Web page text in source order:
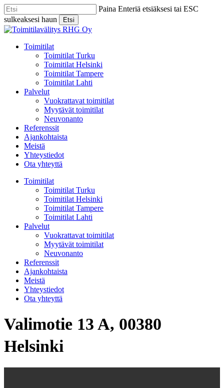
Skip
to
main
content
Paina Enteriä etsiäksesi tai ESC
sulkeaksesi haun
Etsi
Close
Menu
Toimitilat
Toimitilat Turku
Toimitilat Helsinki
Toimitilat Tampere
Toimitilat Lahti
Palvelut
Vuokrattavat toimitilat
Myytävät toimitilat
Neuvonanto
Referenssit
Ajankohtaista
Meistä
Yhteystiedot
Ota yhteyttä
Toimitilat
Toimitilat Turku
Toimitilat Helsinki
Toimitilat Tampere
Toimitilat Lahti
Palvelut
Vuokrattavat toimitilat
Myytävät toimitilat
Neuvonanto
Referenssit
Ajankohtaista
Meistä
Yhteystiedot
Ota yhteyttä
Valimotie 13 A, 00380
Helsinki